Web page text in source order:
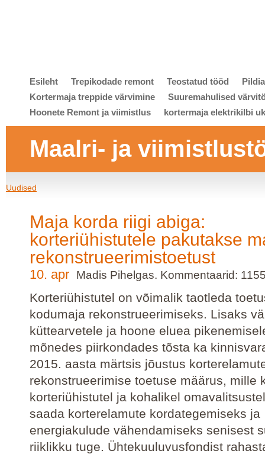
Esileht Trepikodade remont Teostatud tööd
Kortermaja treppide värvimine
Suuremahulised
Hoonete Remont ja viimistlus
kortermaja elektrikilbi
Maalri- ja
Uudised
Maja korda riigi abiga:
korteriühistutele pakutakse
rekonstrueerimistoetust
10. apr Madis Pihelgas. Kommentaarid:
Korteriühistutel on võimalik taotleda
kodumaja rekonstrueerimiseks. Lisaks
küttearvetele ja hoone eluea
mõnedes piirkondades tõsta ka
2015. aasta märtsis jõustus
rekonstrueerimise toetuse määrus, mille
korteriühistutel ja kohalikel
saada korterelamute kordategemiseks ja
energiakulude vähendamiseks senisest
riiklikku tuge. Ühtekuuluvusfondist